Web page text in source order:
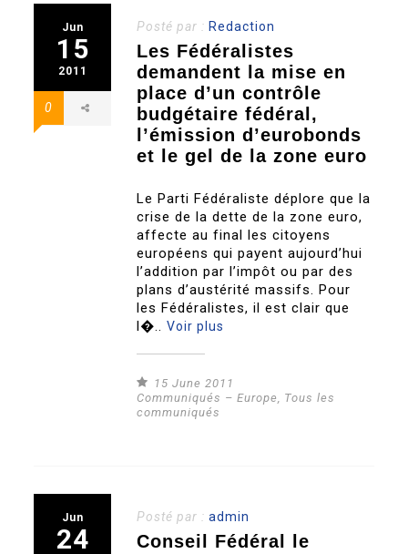
Jun
15
2011
0
Posté par : Redaction
Les Fédéralistes
demandent la mise en
place d’un contrôle
budgétaire fédéral,
l’émission d’eurobonds
et le gel de la zone euro
Le Parti Fédéraliste déplore que la
crise de la dette de la zone euro,
affecte au final les citoyens
européens qui payent aujourd’hui
l’addition par l’impôt ou par des
plans d’austérité massifs. Pour
les Fédéralistes, il est clair que
l�..Voir plus
15 June 2011
Communiqués – Europe, Tous les
communiqués
Jun
24
Posté par :admin
Conseil Fédéral le